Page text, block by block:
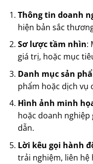
Thông tin doanh
hiện bản sắc
Sơ lược tầm nhìn:
giá trị, hoặc mục
Danh mục sản
phẩm hoặc dịch vụ
Hình ảnh minh
hoặc doanh
dẫn.
Lời kêu gọi hành
trải nghiệm, liên hệ